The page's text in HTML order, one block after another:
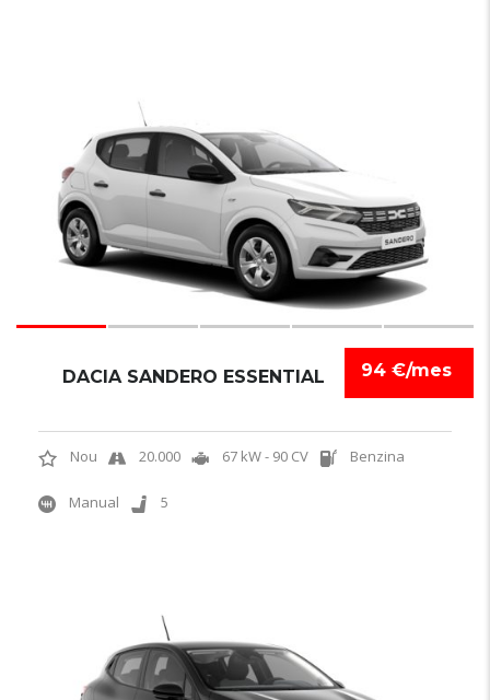
94 €/mes
DACIA SANDERO ESSENTIAL
Nou 20.000 67 kW - 90 CV Benzina
Manual 5